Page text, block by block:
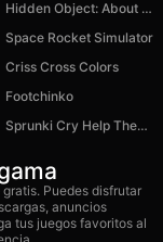
Hidden Object: About a Girl
Space Rocket Simulator
Criss Cross Colors
Footchinko
Sprunki Cry Help Them Merge
Puedes disfrutar
anuncios
tus juegos favoritos al